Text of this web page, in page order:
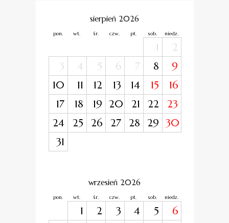
sierpień 2026
pon. wt. śr. czw. pt. sob. niedz.
1
2
3
4 5 6 7 8
9
10
11 12 13 14 15
16
17
18 19 20 21 22
23
24
25 26 27 28 29 30
31
wrzesień 2026
pon. wt. śr. czw. pt. sob. niedz.
1 2 3 4 5
6